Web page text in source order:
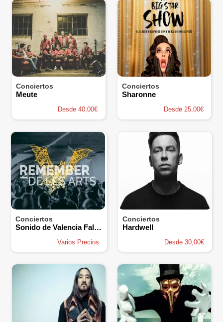
Conciertos
Meute
Desde 40,00€
Conciertos
Sharonne
Desde 25,00€
Conciertos
Sonido de Valencia Fallas - Remember de Les Arts
Varios Precios
Conciertos
Hardwell
Desde 30,00€